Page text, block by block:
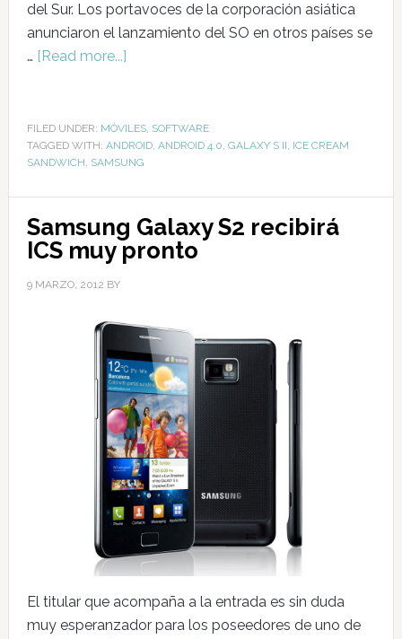
del Sur. Los portavoces de la corporación asiática
anunciaron el lanzamiento del SO en otros países se
… [Read more...]
FILED UNDER: MÓVILES, SOFTWARE
TAGGED WITH: ANDROID, ANDROID 4.0, GALAXY S II, ICE CREAM
SANDWICH, SAMSUNG
Samsung Galaxy S2 recibirá
ICS muy pronto
9 MARZO, 2012 BY
El titular que acompaña a la entrada es sin duda
muy esperanzador para los poseedores de uno de